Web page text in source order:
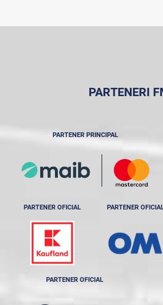
PARTENERI
PARTENER PRINCIPAL
PARTENER OFICIAL PARTENER
PARTENER OFICIAL